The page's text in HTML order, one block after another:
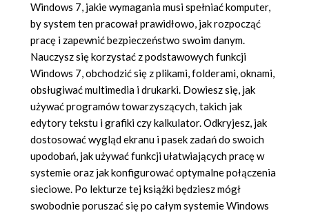
Windows 7, jakie wymagania musi spełniać komputer,
by system ten pracował prawidłowo, jak rozpocząć
pracę i zapewnić bezpieczeństwo swoim danym.
Nauczysz się korzystać z podstawowych funkcji
Windows 7, obchodzić się z plikami, folderami, oknami,
obsługiwać multimedia i drukarki. Dowiesz się, jak
używać programów towarzyszących, takich jak
edytory tekstu i grafiki czy kalkulator. Odkryjesz, jak
dostosować wygląd ekranu i pasek zadań do swoich
upodobań, jak używać funkcji ułatwiających pracę w
systemie oraz jak konfigurować optymalne połączenia
sieciowe. Po lekturze tej książki będziesz mógł
swobodnie poruszać się po całym systemie Windows